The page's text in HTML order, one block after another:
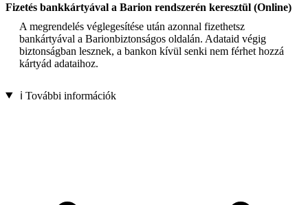
Fizetés bankkártyával a Barion rendszerén keresztül (Online)
A megrendelés véglegesítése után azonnal fizethetsz
bankártyával a Barionbiztonságos oldalán. Adataid végig
biztonságban lesznek, a bankon kívül senki nem férhet hozzá
kártyád adataihoz.
ℹ️ További információk